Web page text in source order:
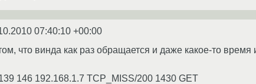
07:40:10 +00:00
что винда как раз обращается и даже какое-то время
146 192.168.1.7 TCP_MISS/200 1430 GET